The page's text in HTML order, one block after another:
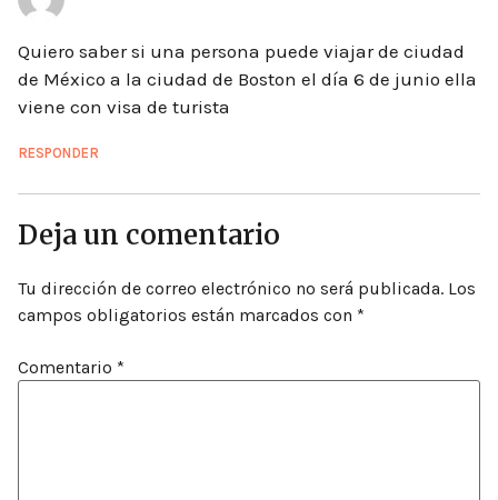
Quiero saber si una persona puede viajar de ciudad
de México a la ciudad de Boston el día 6 de junio ella
viene con visa de turista
RESPONDER
Deja un comentario
Tu dirección de correo electrónico no será publicada. Los
campos obligatorios están marcados con *
Comentario *